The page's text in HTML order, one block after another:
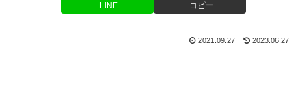
LINE コピー
2021.09.27 2023.06.27